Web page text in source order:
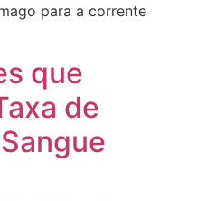
para a corrente
que
de